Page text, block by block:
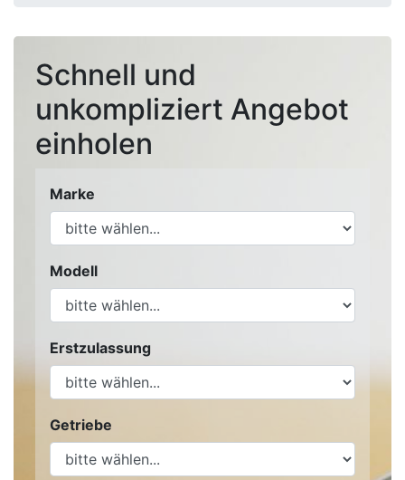
Schnell und
unkompliziert Angebot
einholen
Marke
Modell
Erstzulassung
Getriebe